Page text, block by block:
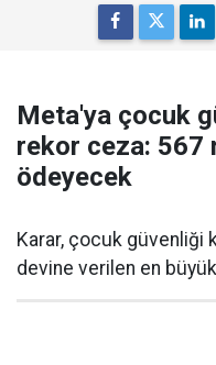
Meta'ya çocuk
rekor ceza: 567
ödeyecek
Karar, çocuk güvenliği
devine verilen en